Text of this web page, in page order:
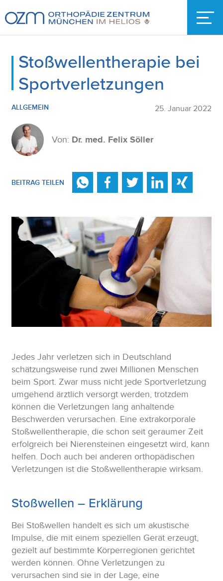
Stoßwellentherapie bei
Sportverletzungen
ALLGEMEIN 25. Januar 2022
Von: Dr. med. Felix Söller
BEITRAG TEILEN
Jedes Jahr verletzen sich in Deutschland
schätzungsweise rund zwei Millionen Menschen
beim Sport. Zwar muss nicht jede Sportverletzung
umgehend ärztlich versorgt werden, trotzdem
können die Verletzungen lang anhaltende
Beschwerden verursachen. Eine extrakorporale
Stoßwellentherapie, die schon seit geraumer Zeit
erfolgreich bei Nierensteinen eingesetzt wird, kann
helfen. Doch auch bei anderen orthopädischen
Verletzungen ist die Stoßwellentherapie wirksam.
Stoßwellen – Erklärung
Bei Stoßwellen handelt es sich um akustische
Impulse, die mit einem speziellen Gerät erzeugt,
gezielt auf bestimmte Körperregionen gerichtet
werden können. Ohne Verletzungen zu
verursachen sind sie in der Lage, eine